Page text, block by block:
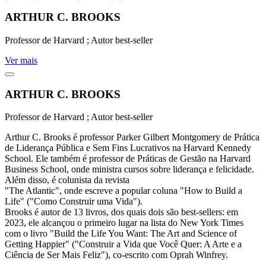
ARTHUR C. BROOKS
Professor de Harvard ; Autor best-seller
Ver mais
ARTHUR C. BROOKS
Professor de Harvard ; Autor best-seller
Arthur C. Brooks é professor Parker Gilbert Montgomery de Prática
de Liderança Pública e Sem Fins Lucrativos na Harvard Kennedy
School. Ele também é professor de Práticas de Gestão na Harvard
Business School, onde ministra cursos sobre liderança e felicidade.
Além disso, é colunista da revista
"The Atlantic", onde escreve a popular coluna "How to Build a
Life" ("Como Construir uma Vida").
Brooks é autor de 13 livros, dos quais dois são best-sellers: em
2023, ele alcançou o primeiro lugar na lista do New York Times
com o livro "Build the Life You Want: The Art and Science of
Getting Happier" ("Construir a Vida que Você Quer: A Arte e a
Ciência de Ser Mais Feliz"), co-escrito com Oprah Winfrey.